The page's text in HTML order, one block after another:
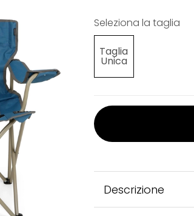
Seleziona la taglia
Taglia
Unica
Descrizione